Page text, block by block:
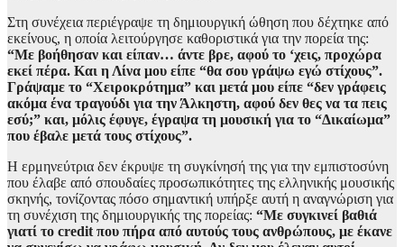
Στη συνέχεια περιέγραψε τη δημιουργική ώθηση που δέχτηκε από
εκείνους, η οποία λειτούργησε καθοριστικά για την πορεία της:
“Με βοήθησαν και είπαν… άντε βρε, αφού το ‘χεις, προχώρα
εκεί πέρα. Και η Λίνα μου είπε “θα σου γράψω εγώ στίχους”.
Γράψαμε το “Χειροκρότημα” και μετά μου είπε “δεν γράφεις
ακόμα ένα τραγούδι για την Άλκηστη, αφού δεν θες να τα πεις
εσύ;” και, μόλις έφυγε, έγραψα τη μουσική για το “Δικαίωμα”
που έβαλε μετά τους στίχους”.
Η ερμηνεύτρια δεν έκρυψε τη συγκίνησή της για την εμπιστοσύνη
που έλαβε από σπουδαίες προσωπικότητες της ελληνικής μουσικής
σκηνής, τονίζοντας πόσο σημαντική υπήρξε αυτή η αναγνώριση για
τη συνέχιση της δημιουργικής της πορείας: “Με συγκινεί βαθιά
γιατί το credit που πήρα από αυτούς τους ανθρώπους, με έκανε